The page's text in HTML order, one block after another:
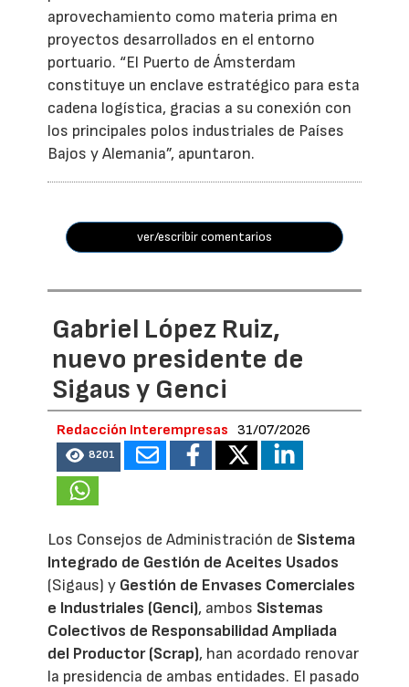
aprovechamiento como materia prima en
proyectos desarrollados en el entorno
portuario. “El Puerto de Ámsterdam
constituye un enclave estratégico para esta
cadena logística, gracias a su conexión con
los principales polos industriales de Países
Bajos y Alemania”, apuntaron.
ver/escribir comentarios
Gabriel López Ruiz,
nuevo presidente de
Sigaus y Genci
Redacción Interempresas 31/07/2026
8201
Los Consejos de Administración de Sistema
Integrado de Gestión de Aceites Usados
(Sigaus) y Gestión de Envases Comerciales
e Industriales (Genci), ambos Sistemas
Colectivos de Responsabilidad Ampliada
del Productor (Scrap), han acordado renovar
la presidencia de ambas entidades. El pasado